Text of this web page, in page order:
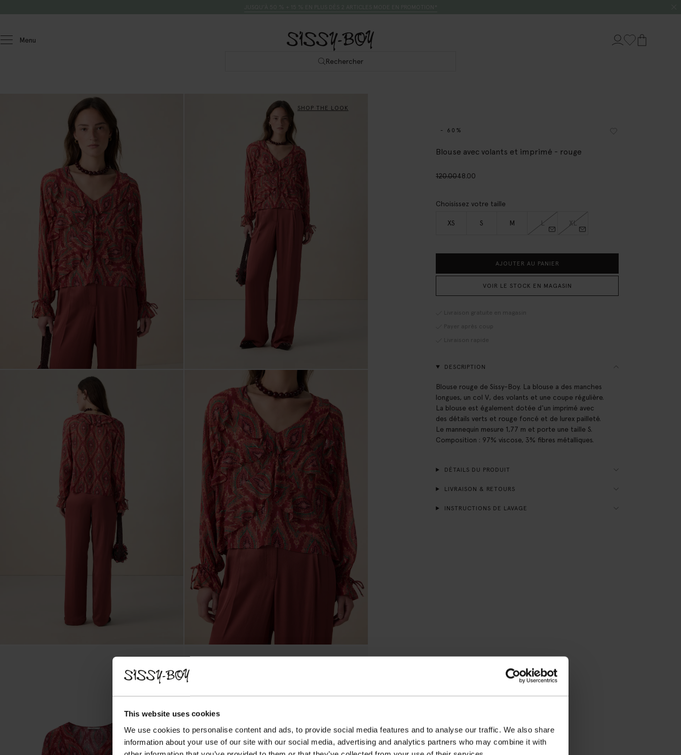
This website uses cookies
We use cookies to personalise content and ads, to provide social media features and to analyse our traffic. We also share
information about your use of our site with our social media, advertising and analytics partners who may combine it with
Menu
Rechercher
SHOP THE LOOK
- 60%
Blouse avec volants et imprimé - rouge
120.0048.00
Choisissez votre taille
XS S M L XL
AJOUTER AU PANIER
VOIR LE STOCK EN MAGASIN
Livraison gratuite en magasin
Payer après coup
Livraison rapide
DESCRIPTION
Blouse rouge de Sissy-Boy. La blouse a des manches
longues, un col V, des volants et une coupe régulière.
La blouse est également dotée d'un imprimé avec
des détails verts et rouge foncé et de lurex pailleté.
Le mannequin mesure 1,77 m et porte une taille S.
Composition : 97% viscose, 3% fibres métalliques.
DÉTAILS DU PRODUIT
LIVRAISON & RETOURS
INSTRUCTIONS DE LAVAGE